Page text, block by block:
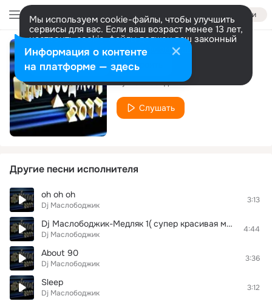
Войти
Мы используем cookie-файлы, чтобы улучшить
сервисы для вас. Если ваш возраст менее 13 лет,
настроить cookie-файлы должен ваш законный
представитель. Больше информации
Разрешить все Настроить
Бит (2012)
Dj Маслободжик
Слушать
Другие песни исполнителя
oh oh oh
Dj Маслободжик
3:13
Dj Маслободжик-Медляк 1( супер красивая мелодия , космическая музыка
Dj Маслободжик
4:44
About 90
Dj Маслободжик
3:36
Sleep
Dj Маслободжик
3:12
Информация о контенте
на платформе — здесь